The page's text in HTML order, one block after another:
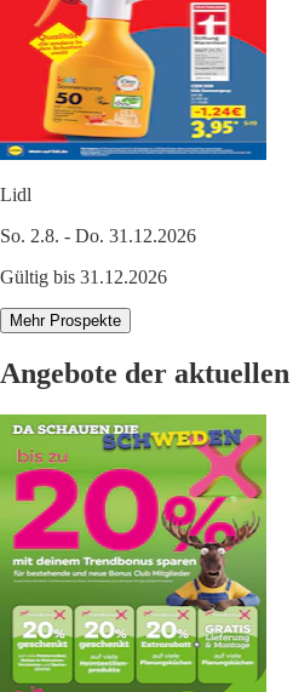
Lidl
So. 2.8. - Do. 31.12.2026
Gültig bis 31.12.2026
Mehr Prospekte
Angebote der